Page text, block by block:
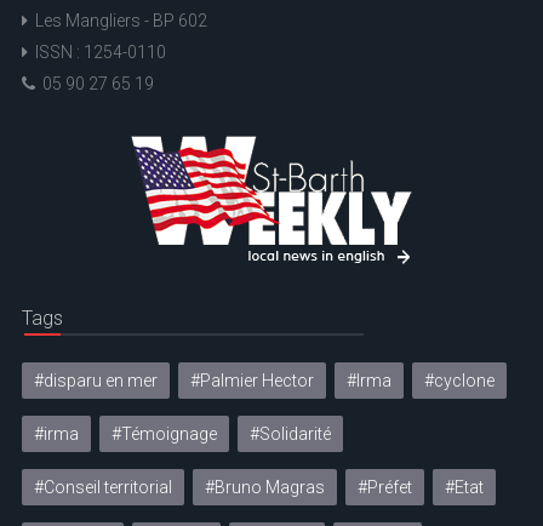
Les Mangliers - BP 602
ISSN : 1254-0110
05 90 27 65 19
Tags
#disparu en mer #Palmier Hector #Irma #cyclone
#irma #Témoignage #Solidarité
#Conseil territorial #Bruno Magras #Préfet #Etat